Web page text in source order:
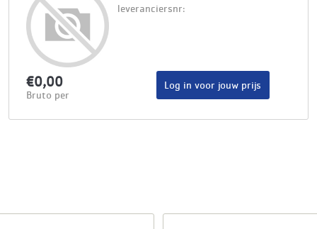
leveranciersnr:
€0,00
Bruto per
Log in voor jouw prijs